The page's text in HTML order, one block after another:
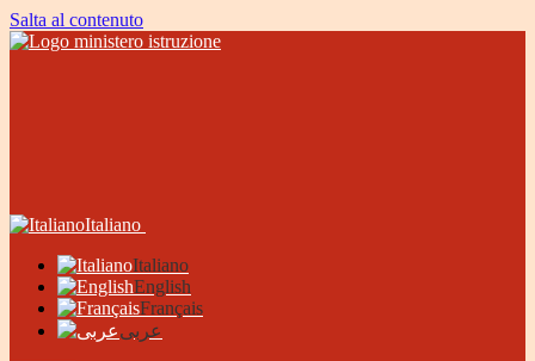
Salta al contenuto
Italiano
Italiano
English
Français
عربى